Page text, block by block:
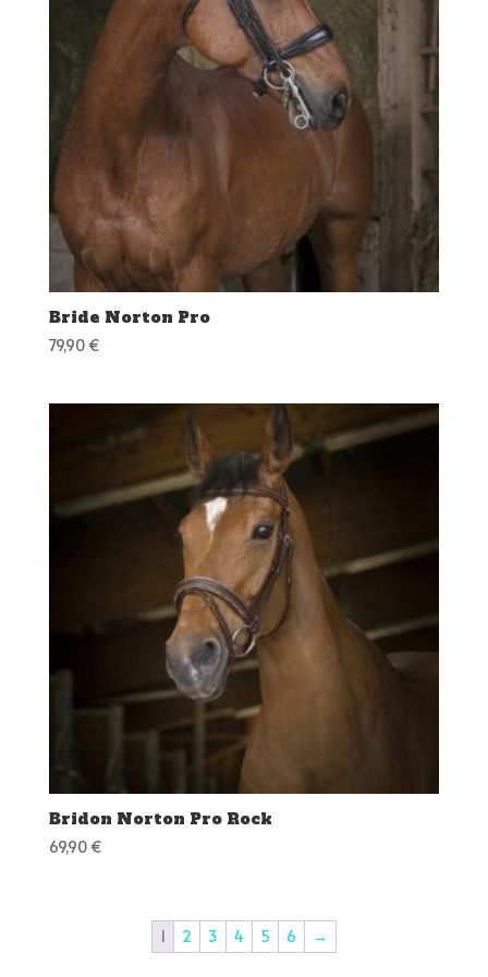
Bride Norton Pro
79,90€
Bridon Norton Pro Rock
69,90€
1 2 3 4 5 6 →